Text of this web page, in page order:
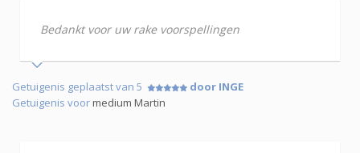
Bedankt voor uw rake voorspellingen
Getuigenis geplaatst van 5
door INGE
Getuigenis voormedium Martin